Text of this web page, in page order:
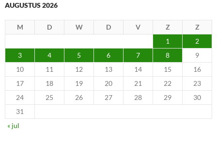
AUGUSTUS 2026
M D W D V Z
Z
1
2
3
4 5 6 7 8
9
10
11 12 13 14 15
16
17
18 19 20 21 22
23
24
25 26 27 28 29
30
31
« jul